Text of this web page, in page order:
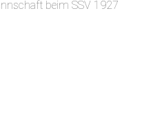
beim SSV 1927